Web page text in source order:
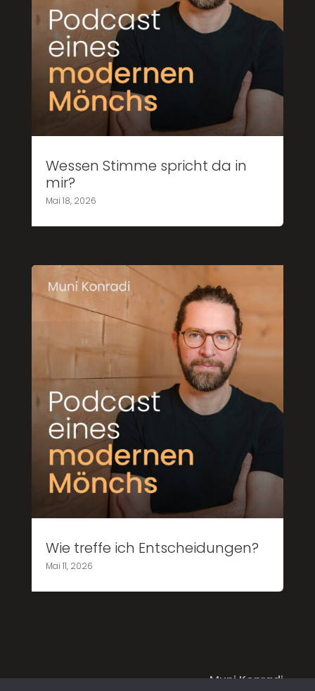
Wessen Stimme spricht da in
mir?
Mai 18, 2026
Wie treffe ich Entscheidungen?
Mai 11, 2026
Muni Konradi